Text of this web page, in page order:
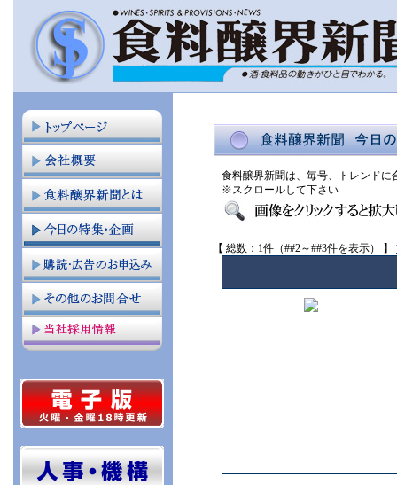
食料醸界新聞は、毎号、トレンド
※スクロールして下さい
【 総数：1件（##2～##3件を表示） 】